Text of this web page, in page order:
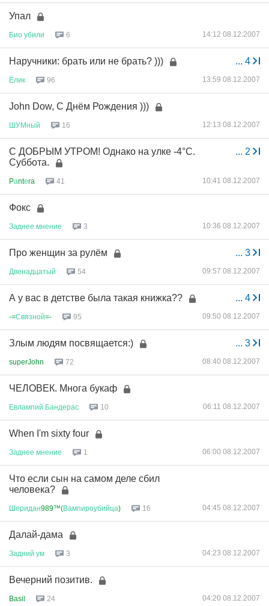
Упал
Био убили 6 14:12 08.12.2007
... 4
Наручники: брать или не брать? )))
Ёлик 96 13:59 08.12.2007
John Dow, С Днём Рождения )))
ШУМный 16 12:13 08.12.2007
... 2
С ДОБРЫМ УТРОМ! Однако на улке -4°C.
Суббота.
Pаntеra 41 10:41 08.12.2007
Фокс
Заднее мнение 3 10:36 08.12.2007
... 3
Про женщин за рулём
Двенадцатый 54 09:57 08.12.2007
... 4
А у вас в детстве была такая книжка??
-=Связной=- 95 09:50 08.12.2007
... 3
Злым людям посвящается:)
superJohn 72 08:40 08.12.2007
ЧЕЛОВЕК. Многа букаф
Евлампий Бандерас 10 06:11 08.12.2007
When I'm sixty four
Заднее мнение 1 06:00 08.12.2007
Что если сын на самом деле сбил
человека?
Шеридан989™(Вампироубийца) 16 04:45 08.12.2007
Далай-дама
Задний ум 3 04:23 08.12.2007
Вечерний позитив.
Basil 24 04:20 08.12.2007